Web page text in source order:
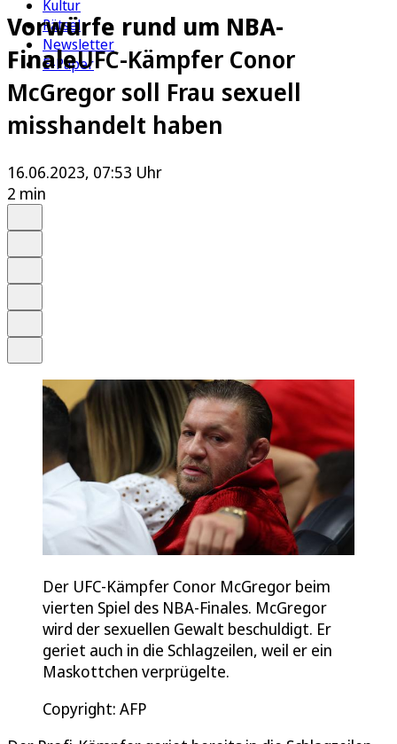
Kultur
Rätsel
Newsletter
E-Paper
Vorwürfe rund um NBA-
FinaleUFC-Kämpfer Conor
McGregor soll Frau sexuell
misshandelt haben
16.06.2023, 07:53 Uhr
2 min
Der UFC-Kämpfer Conor McGregor beim
vierten Spiel des NBA-Finales. McGregor
wird der sexuellen Gewalt beschuldigt. Er
geriet auch in die Schlagzeilen, weil er ein
Maskottchen verprügelte.
Copyright: AFP